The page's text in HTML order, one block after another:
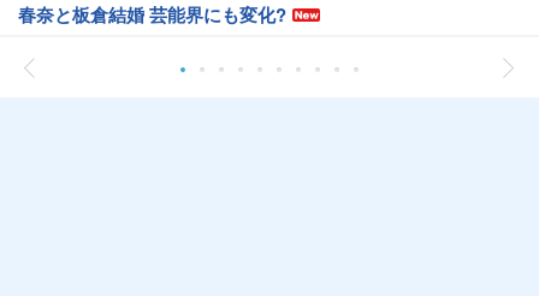
春奈と板倉結婚 芸能界にも変化?